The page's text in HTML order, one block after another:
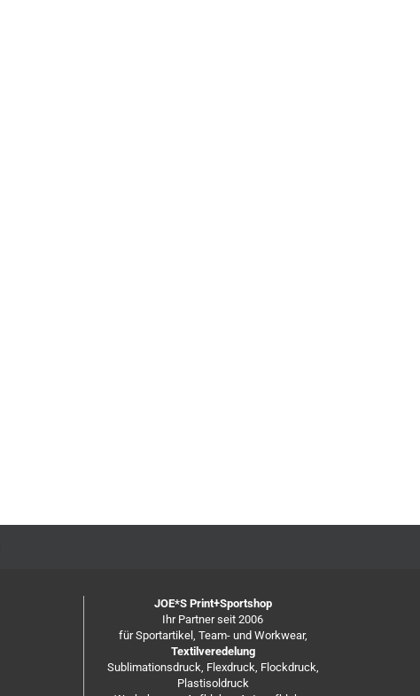
JOE*S Print+Sportshop
Ihr Partner seit 2006
für Sportartikel, Team- und Workwear,
Textilveredelung
Sublimationsdruck, Flexdruck, Flockdruck,
Plastisoldruck